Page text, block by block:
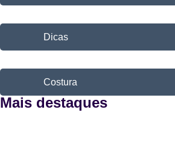
Dicas
Costura
Mais destaques